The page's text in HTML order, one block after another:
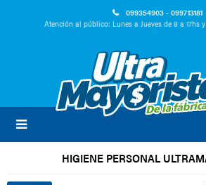
099354903 - 099713181
Atención al público: Lunes a Jueves de 8 a 17hs

HIGIENE PERSONAL